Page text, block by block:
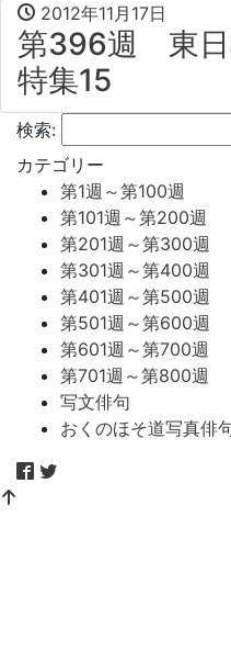
2012年11月17日
第396週 東日
特集15
検索:
カテゴリー
第1週～第100週
第101週～第200週
第201週～第300週
第301週～第400週
第401週～第500週
第501週～第600週
第601週～第700週
第701週～第800週
写文俳句
おくのほそ道写真俳